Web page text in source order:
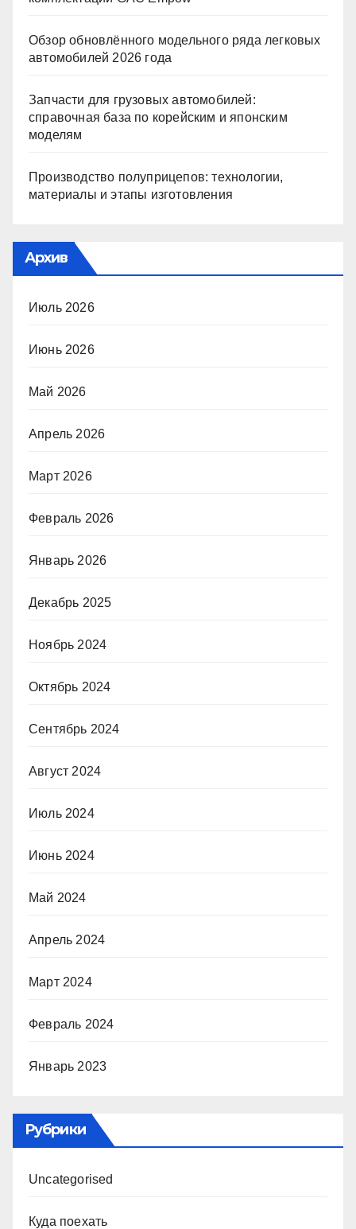
Обзор обновлённого модельного ряда легковых
автомобилей 2026 года
Запчасти для грузовых автомобилей:
справочная база по корейским и японским
моделям
Производство полуприцепов: технологии,
материалы и этапы изготовления
Архив
Июль 2026
Июнь 2026
Май 2026
Апрель 2026
Март 2026
Февраль 2026
Январь 2026
Декабрь 2025
Ноябрь 2024
Октябрь 2024
Сентябрь 2024
Август 2024
Июль 2024
Июнь 2024
Май 2024
Апрель 2024
Март 2024
Февраль 2024
Январь 2023
Рубрики
Uncategorised
Куда поехать